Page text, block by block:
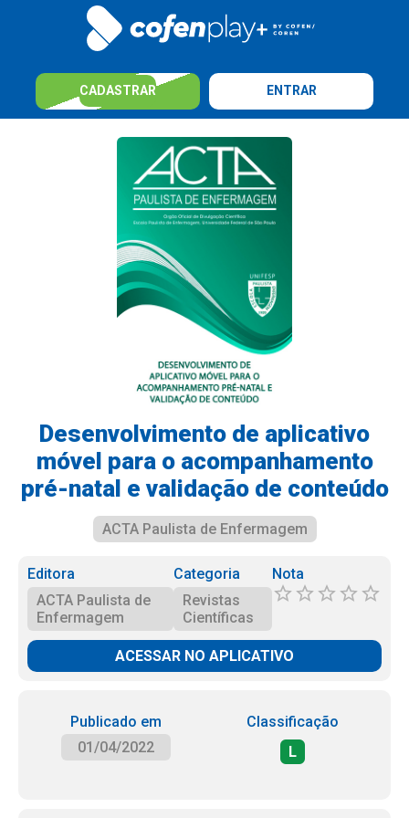
CADASTRAR ENTRAR
Desenvolvimento de aplicativo
móvel para o acompanhamento
pré-natal e validação de conteúdo
ACTA Paulista de Enfermagem
Editora
ACTA Paulista de
Enfermagem
Categoria
Revistas
Científicas
Nota
ACESSAR NO APLICATIVO
Publicado em
01/04/2022
Classificação
L